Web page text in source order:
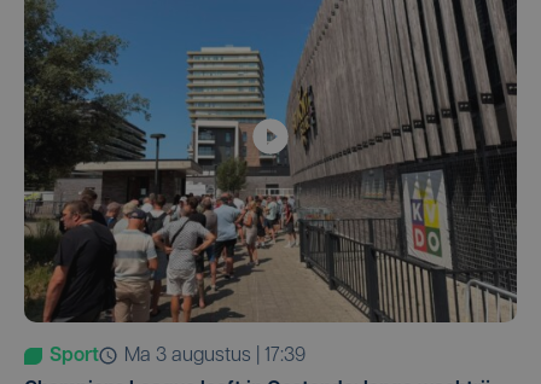
Sport
ma 3 augustus | 17:39